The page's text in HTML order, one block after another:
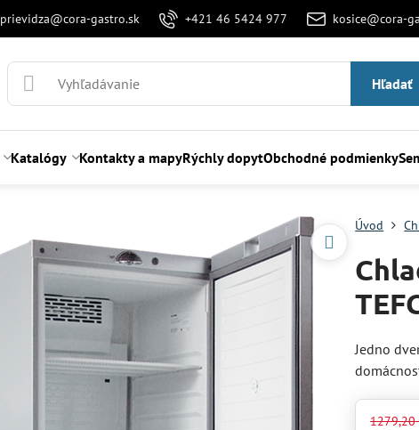
prievidza@cora-gastro.sk +421 46 5424 977 kosice@cora-
Hľadať
Katalógy Kontakty a mapyRýchly dopytObchodné podmienky
Úvod
Jedno
1279,20